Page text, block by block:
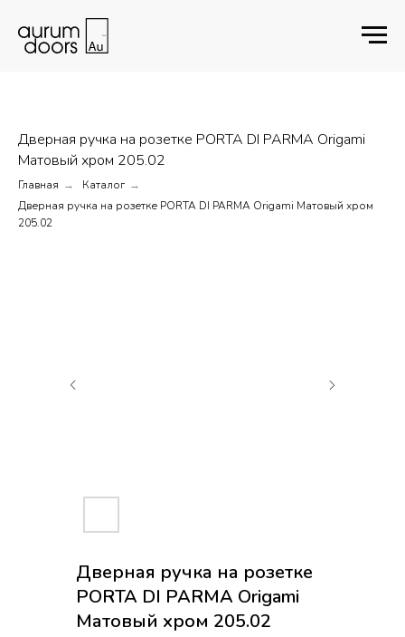
Дверная ручка на розетке PORTA DI PARMA Origami
Матовый хром 205.02
Главная → Каталог →
Дверная ручка на розетке PORTA DI PARMA Origami Матовый хром
205.02
Дверная ручка на розетке
PORTA DI PARMA Origami
Матовый хром 205.02